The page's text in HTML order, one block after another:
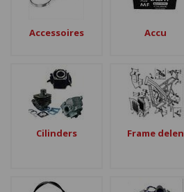
Accessoires Accu
Cilinders Frame delen